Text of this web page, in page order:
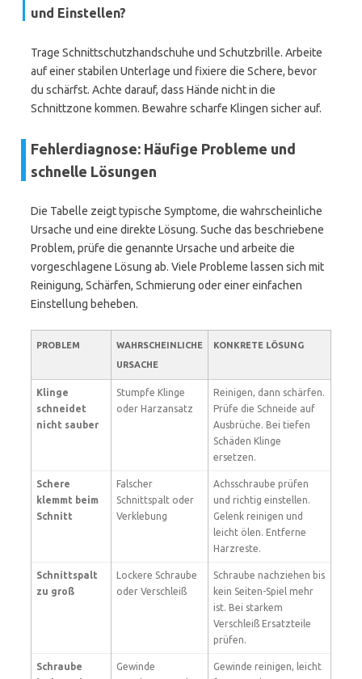
und Einstellen?
Trage Schnittschutzhandschuhe und Schutzbrille. Arbeite
auf einer stabilen Unterlage und fixiere die Schere, bevor
du schärfst. Achte darauf, dass Hände nicht in die
Schnittzone kommen. Bewahre scharfe Klingen sicher auf.
Fehlerdiagnose: Häufige Probleme und
schnelle Lösungen
Die Tabelle zeigt typische Symptome, die wahrscheinliche
Ursache und eine direkte Lösung. Suche das beschriebene
Problem, prüfe die genannte Ursache und arbeite die
vorgeschlagene Lösung ab. Viele Probleme lassen sich mit
Reinigung, Schärfen, Schmierung oder einer einfachen
Einstellung beheben.
PROBLEM
WAHRSCHEINLICHE
URSACHE
KONKRETE LÖSUNG
Klinge
schneidet
nicht sauber
Stumpfe Klinge
oder Harzansatz
Reinigen, dann schärfen.
Prüfe die Schneide auf
Ausbrüche. Bei tiefen
Schäden Klinge
ersetzen.
Schere
klemmt beim
Schnitt
Falscher
Schnittspalt oder
Verklebung
Achsschraube prüfen
und richtig einstellen.
Gelenk reinigen und
leicht ölen. Entferne
Harzreste.
Schnittspalt
zu groß
Lockere Schraube
oder Verschleiß
Schraube nachziehen bis
kein Seiten-Spiel mehr
ist. Bei starkem
Verschleiß Ersatzteile
prüfen.
Schraube
Gewinde
Gewinde reinigen, leicht